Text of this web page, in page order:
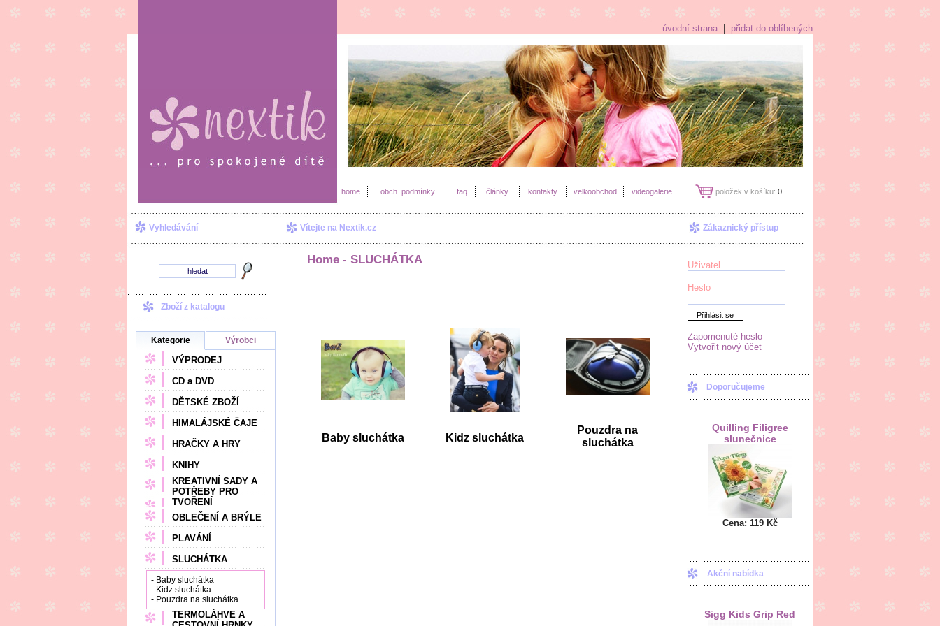
úvodní strana přidat do oblíbených
home obch. podmínky faq články kontakty velkoobchod videogalerie položek v košíku: 0
Vyhledávání Vítejte na Nextik.cz Zákaznický přístup
Zboží z katalogu
Kategorie Výrobci
VÝPRODEJ
CD a DVD
DĚTSKÉ ZBOŽÍ
HIMALÁJSKÉ ČAJE
HRAČKY A HRY
KNIHY
KREATIVNÍ SADY A
POTŘEBY PRO
TVOŘENÍ
OBLEČENÍ A BRÝLE
PLAVÁNÍ
SLUCHÁTKA
- Baby sluchátka
- Kidz sluchátka
- Pouzdra na sluchátka
TERMOLÁHVE A
Home - SLUCHÁTKA
Baby sluchátka Kidz sluchátka
Pouzdra na
sluchátka
Uživatel
Heslo
Přihlásit se
Zapomenuté heslo
Vytvořit nový účet
Doporučujeme
Quilling Filigree
slunečnice
Cena: 119 Kč
Akční nabídka
Sigg Kids Grip Red